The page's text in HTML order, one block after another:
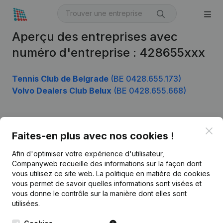
Aperçu des entreprises avec
numéro d'entreprise : 428655xxx
Tennis Club de Belgrade (BE 0428.655.173)
Volvo Dealers Club Belux (BE 0428.655.668)
Faites-en plus avec nos cookies !
Afin d'optimiser votre expérience d'utilisateur,
Companyweb recueille des informations sur la façon dont
vous utilisez ce site web. La politique en matière de cookies
vous permet de savoir quelles informations sont visées et
vous donne le contrôle sur la manière dont elles sont
utilisées.
Français
Kantorenpark Everest
248D,
Monitoring
Recherche internationale